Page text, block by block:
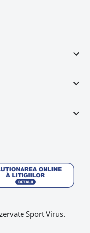
keyboard_arrow_down
keyboard_arrow_down
keyboard_arrow_down
Sport Virus.